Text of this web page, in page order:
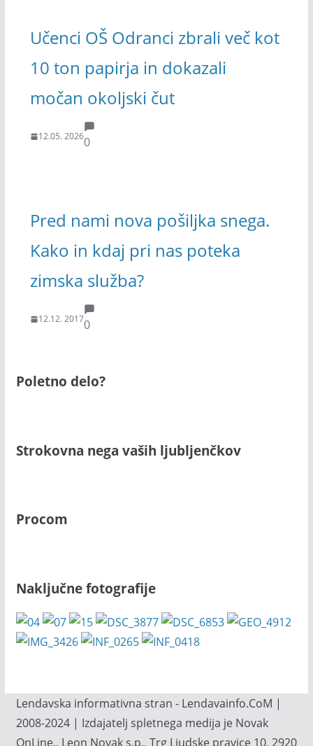
Učenci OŠ Odranci zbrali več kot
10 ton papirja in dokazali
močan okoljski čut
12.05. 20260
Pred nami nova pošiljka snega.
Kako in kdaj pri nas poteka
zimska služba?
12.12. 20170
Poletno delo?
Strokovna nega vaših ljubljenčkov
Procom
Naključne fotografije
Lendavska informativna stran - Lendavainfo.CoM |
2008-2024 | Izdajatelj spletnega medija je Novak
OnLine., Leon Novak s.p., Trg Ljudske pravice 10, 2920